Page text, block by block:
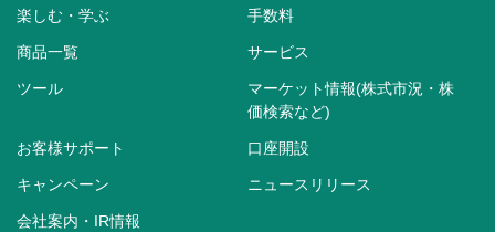
楽しむ・学ぶ 手数料
商品一覧 サービス
ツール
マーケット情報(株式市況・株
価検索など)
お客様サポート 口座開設
キャンペーン ニュースリリース
会社案内・IR情報